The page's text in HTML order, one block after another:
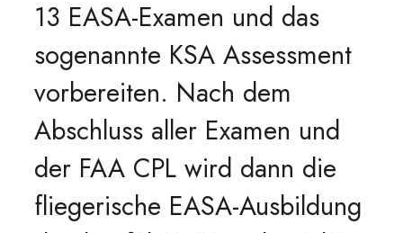
13 EASA-Examen und das
sogenannte KSA Assessment
vorbereiten. Nach dem
Abschluss aller Examen und
der FAA CPL wird dann die
fliegerische EASA-Ausbildung